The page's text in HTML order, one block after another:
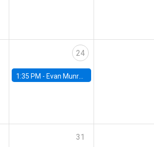
24
1:35 PM - Evan Munro, Neyman Visiting Assistant Professor in the Department of Statistics at UC Berkeley
31